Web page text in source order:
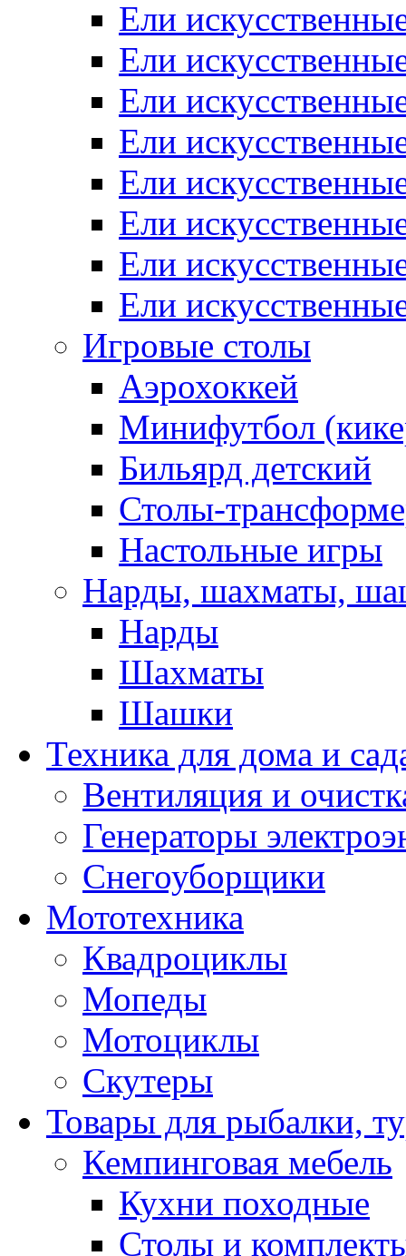
Ели
Ели
Ели
Ели
Ели
Ели
Ели
Ели
Игровые столы
Аэрохоккей
Минифутбол
Бильярд детский
Столы-
Настольные игры
Нарды, шахматы,
Нарды
Шахматы
Шашки
Техника для дома и
Вентиляция и
Генераторы
Снегоуборщики
Мототехника
Квадроциклы
Мопеды
Мотоциклы
Скутеры
Товары для рыбалки,
Кемпинговая мебель
Кухни походные
Столы и